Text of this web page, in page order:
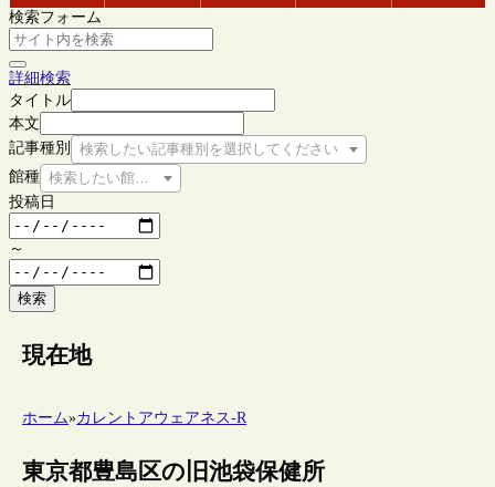
検索フォーム
詳細検索
タイトル
本文
記事種別
検索したい記事種別を選択してください
館種 検索したい館種を選択してください
投稿日
～
検索
現在地
ホーム»カレントアウェアネス-R
東京都豊島区の旧池袋保健所